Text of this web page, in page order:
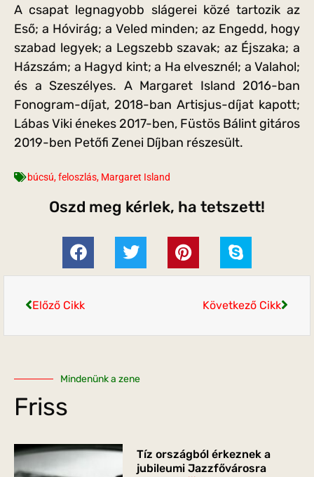
A csapat legnagyobb slágerei közé tartozik az
Eső; a Hóvirág; a Veled minden; az Engedd, hogy
szabad legyek; a Legszebb szavak; az Éjszaka; a
Házszám; a Hagyd kint; a Ha elvesznél; a Valahol;
és a Szeszélyes. A Margaret Island 2016-ban
Fonogram-díjat, 2018-ban Artisjus-díjat kapott;
Lábas Viki énekes 2017-ben, Füstös Bálint gitáros
2019-ben Petőfi Zenei Díjban részesült.
búcsú,feloszlás, Margaret Island
Oszd meg kérlek, ha tetszett!
Előző Cikk Következő Cikk
Mindenünk a zene
Friss
Tíz országból érkeznek a
jubileumi Jazzfővárosra